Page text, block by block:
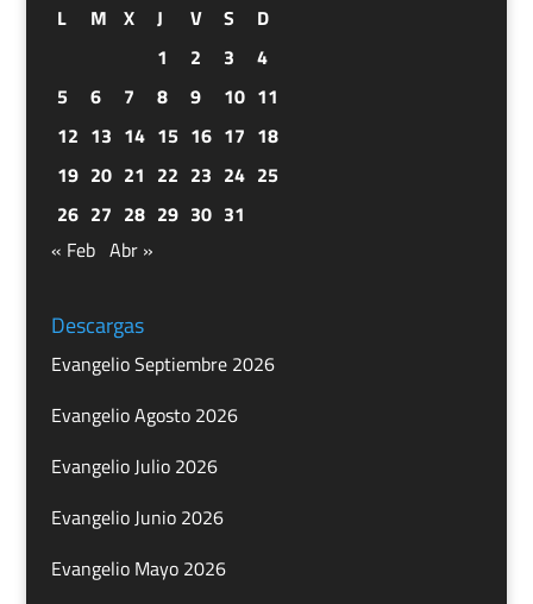
L M X J V S
D
1
2 3
4
5
6 7 8 9 10 11
12 13 14 15 16 17 18
19 20 21 22 23 24 25
26 27 28 29 30 31
« Feb Abr »
Descargas
Evangelio Septiembre 2026
Evangelio Agosto 2026
Evangelio Julio 2026
Evangelio Junio 2026
Evangelio Mayo 2026